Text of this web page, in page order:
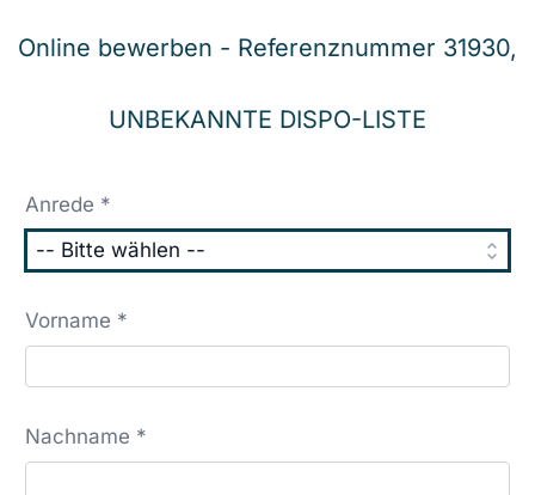
Online bewerben - Referenznummer 31930,
UNBEKANNTE DISPO-LISTE
Anrede *
Vorname *
Nachname *